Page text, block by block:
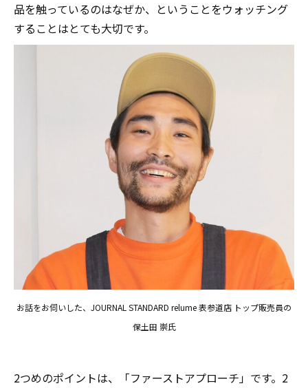
品を触っているのはなぜか、ということをウォッチング
することはとても大切です。
お話をお伺いした、JOURNAL STANDARD relume 表参道店 トップ販売員の
保土田 崇氏
2つめのポイントは、「ファーストアプローチ」です。2